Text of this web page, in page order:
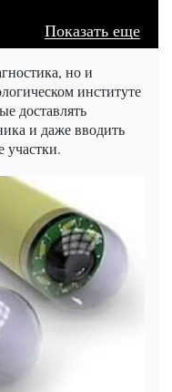
Показать еще
но и
институте
доставлять
и даже вводить
участки.